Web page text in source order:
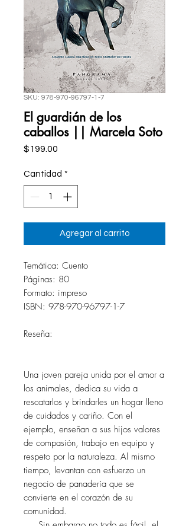
SKU: 978-970-96797-1-7
El guardián de los
caballos || Marcela Soto
$199.00
Cantidad *
Agregar al carrito
Temática: Cuento
Páginas: 80
Formato: impreso
ISBN: 978-970-96797-1-7
Reseña:
Una joven pareja unida por el amor a
los animales, dedica su vida a
rescatarlos y brindarles un hogar lleno
de cuidados y cariño. Con el
ejemplo, enseñan a sus hijos valores
de compasión, trabajo en equipo y
respeto por la naturaleza. Al mismo
tiempo, levantan con esfuerzo un
negocio de panadería que se
convierte en el corazón de su
comunidad.